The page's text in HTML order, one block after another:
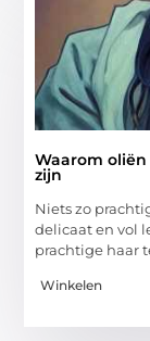
Waarom
zijn
Niets zo
delicaat en vol
prachtige haar
Winkelen